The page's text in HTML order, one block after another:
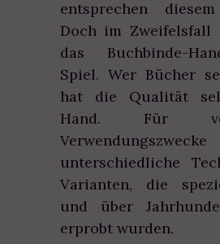
entsprechen
Doch im Zweifelsfall
das Buchbinde-
Spiel. Wer Bücher
hat die Qualität
Hand. Für
unterschiedliche
Varianten, die
und über
erprobt wurden.